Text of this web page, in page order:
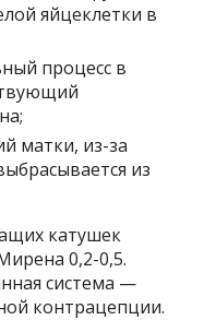
яйцеклетки в
процесс в
матки, из-за
из
катушек
0,2-0,5.
система —
контрацепции.